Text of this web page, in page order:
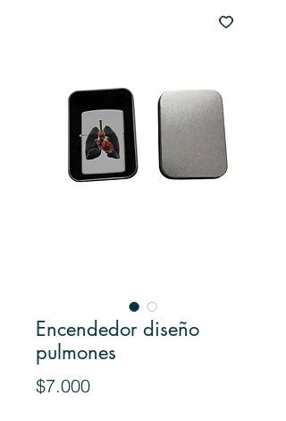
Encendedor diseño
pulmones
$7.000Precio